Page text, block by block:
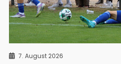
7. August 2026